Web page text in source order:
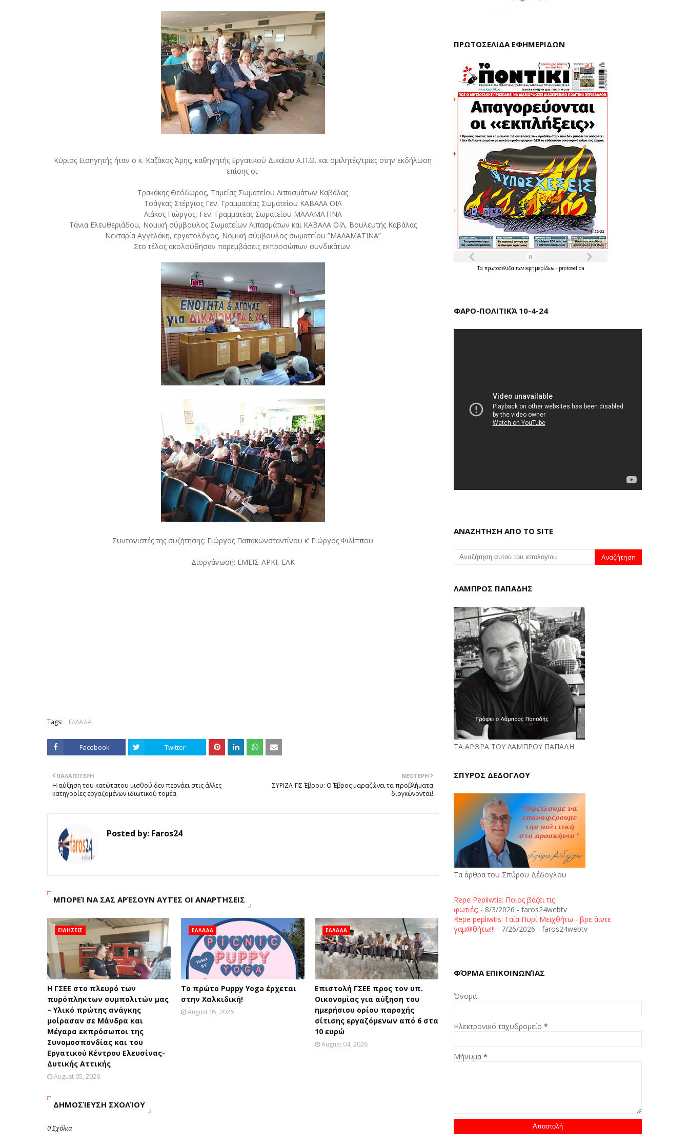
Κύριος Εισηγητής ήταν ο κ. Καζάκος Άρης, καθηγητής Εργατικού Δικαίου Α.Π.Θ. και ομιλητές/τριες στην εκδήλωση
επίσης οι:
Τρακάκης Θεόδωρος, Ταμείας Σωματείου Λιπασμάτων Καβάλας
Τσάγκας Στέργιος Γεν. Γραμματέας Σωματείου ΚΑΒΑΛΑ ΟΪΛ
Λιάκος Γιώργος, Γεν. Γραμματέας Σωματείου ΜΑΛΑΜΑΤΙΝΑ
Τάνια Ελευθεριάδου, Νομική σύμβουλος Σωματείων Λιπασμάτων και ΚΑΒΑΛΑ ΟΪΛ, Βουλευτής Καβάλας
Νεκταρία Αγγελάκη, εργατολόγος, Νομική σύμβουλος σωματείου ”ΜΑΛΑΜΑΤΙΝΑ”
Στο τέλος ακολούθησαν παρεμβάσεις εκπροσώπων συνδικάτων.
Συντονιστές της συζήτησης: Γιώργος Παπακωνσταντίνου κ’ Γιώργος Φιλίππου
Διοργάνωση: ΕΜΕΙΣ-ΑΡΚΙ, ΕΑΚ
Tags: ΕΛΛΑΔΑ
Facebook Twitter
ΝΕΌΤΕΡΗ
ΣΥΡΙΖΑ-ΠΣ Έβρου: Ο Έβρος μαραζώνει τα προβλήματα
διογκώνονται!
ΠΑΛΑΙΌΤΕΡΗ
Η αύξηση του κατώτατου μισθού δεν περνάει στις άλλες
κατηγορίες εργαζομένων ιδιωτικού τομέα.
Posted by: Faros24
ΜΠΟΡΕΊ ΝΑ ΣΑΣ ΑΡΈΣΟΥΝ ΑΥΤΈΣ ΟΙ ΑΝΑΡΤΉΣΕΙΣ
ΕΙΔΗΣΕΙΣ
H ΓΣΕΕ στο πλευρό των
πυρόπληκτων συμπολιτών μας
– Υλικό πρώτης ανάγκης
μοίρασαν σε Μάνδρα και
Μέγαρα εκπρόσωποι της
Συνομοσπονδίας και του
Εργατικού Κέντρου Ελευσίνας-
Δυτικής Αττικής
August 05, 2026
ΕΛΛΑΔΑ
Το πρώτο Puppy Yoga έρχεται
στην Χαλκιδική!
August 05, 2026
ΕΛΛΑΔΑ
Επιστολή ΓΣΕΕ προς τον υπ.
Οικονομίας για αύξηση του
ημερήσιου ορίου παροχής
σίτισης εργαζόμενων από 6 στα
10 ευρώ
August 04, 2026
ΔΗΜΟΣΊΕΥΣΗ ΣΧΟΛΊΟΥ
0 Σχόλια
ΠΡΩΤΟΣΕΛΙΔΑ ΕΦΗΜΕΡΙΔΩΝ
Τα πρωτοσέλιδατων εφημερίδων - protoselida
ΦΑΡΟ-ΠΟΛΙΤΙΚΆ 10-4-24
ΑΝΑΖΗΤΗΣΗ ΑΠΟ ΤΟ SITE
ΛΑΜΠΡΟΣ ΠΑΠΑΔΗΣ
ΤΑ ΑΡΘΡΑ ΤΟΥ ΛΑΜΠΡΟΥ ΠΑΠΑΔΗ
ΣΠΥΡΟΣ ΔΕΔΟΓΛΟΥ
Τα άρθρα του Σπύρου Δέδογλου
Repe Pepliwtis: Ποιος βάζει τις
φωτιές; - 8/3/2026 - faros24webtv
Repe pepliwtis: Γαία Πυρί Μειχθήτω - βρε άιντε
γαμ@θήτω!!! - 7/26/2026 - faros24webtv
ΦΌΡΜΑ ΕΠΙΚΟΙΝΩΝΊΑΣ
Όνομα
Ηλεκτρονικό ταχυδρομείο*
Μήνυμα*